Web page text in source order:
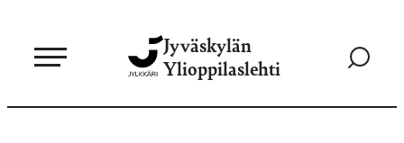
sisältöön
Jyväskylän
Ylioppilaslehti
Siirry